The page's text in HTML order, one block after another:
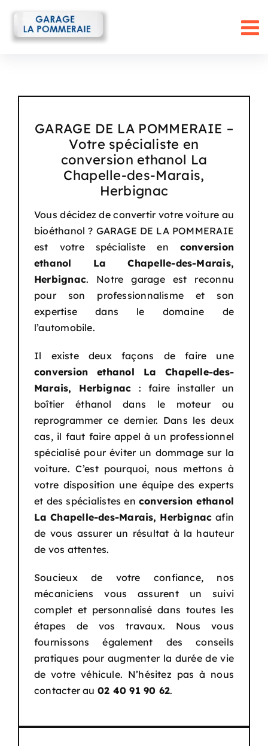
contenu
GARAGE DE LA POMMERAIE –
Votre spécialiste en
conversion ethanol La
Chapelle-des-Marais,
Herbignac
Vous décidez de convertir votre voiture au
bioéthanol ? GARAGE DE LA POMMERAIE
est votre spécialiste en conversion
ethanol La Chapelle-des-Marais,
Herbignac. Notre garage est reconnu
pour son professionnalisme et son
expertise dans le domaine de
l’automobile.
Il existe deux façons de faire une
conversion ethanol La Chapelle-des-
Marais, Herbignac: faire installer un
boîtier éthanol dans le moteur ou
reprogrammer ce dernier. Dans les deux
cas, il faut faire appel à un professionnel
spécialisé pour éviter un dommage sur la
voiture. C’est pourquoi, nous mettons à
votre disposition une équipe des experts
et des spécialistes en conversion ethanol
La Chapelle-des-Marais, Herbignacafin
de vous assurer un résultat à la hauteur
de vos attentes.
Soucieux de votre confiance, nos
mécaniciens vous assurent un suivi
complet et personnalisé dans toutes les
étapes de vos travaux. Nous vous
fournissons également des conseils
pratiques pour augmenter la durée de vie
de votre véhicule. N’hésitez pas à nous
contacter au 02 40 91 90 62.